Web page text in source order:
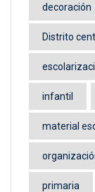
decoración
Distrito
infantil
material
primaria